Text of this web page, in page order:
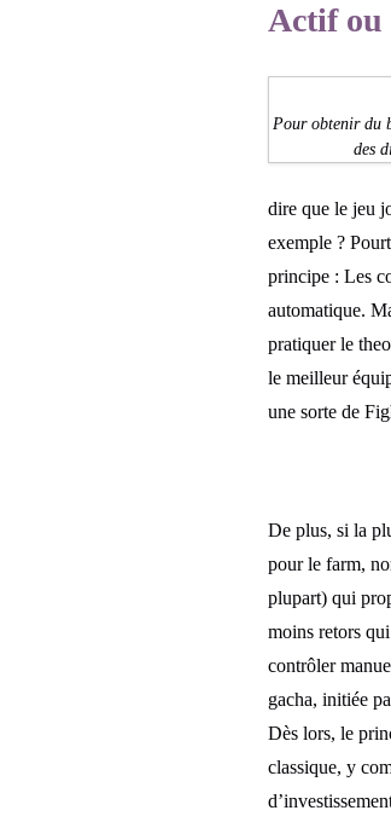
Actif ou
Pour obtenir du
des
dire que le jeu
exemple ?
principe : Les
automatique.
pratiquer le
le meilleur
une sorte de
De plus, si la
pour le farm,
plupart) qui
moins retors
contrôler
gacha, initiée
Dès lors, le
classique, y